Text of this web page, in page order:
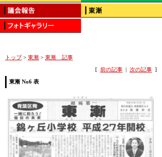
トップ> 東漸 > 東漸 記事
[ 前の記事 次の記事 ]
東漸 No6 表